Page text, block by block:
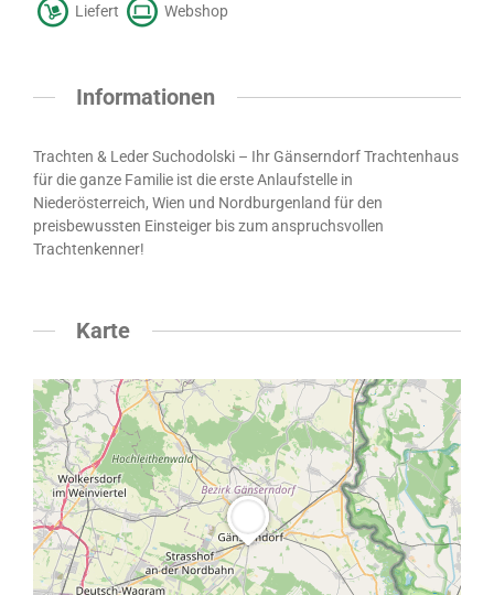
Liefert
Webshop
Informationen
Trachten & Leder Suchodolski – Ihr Gänserndorf Trachtenhaus
für die ganze Familie ist die erste Anlaufstelle in
Niederösterreich, Wien und Nordburgenland für den
preisbewussten Einsteiger bis zum anspruchsvollen
Trachtenkenner!
Karte